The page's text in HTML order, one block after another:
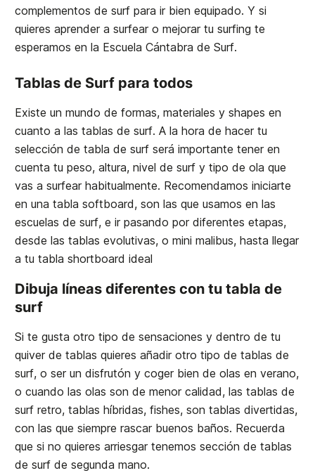
complementos de surf para ir bien equipado. Y si
quieres aprender a surfear o mejorar tu surfing te
esperamos en la Escuela Cántabra de Surf.
Tablas de Surf para todos
Existe un mundo de formas, materiales y shapes en
cuanto a las tablas de surf. A la hora de hacer tu
selección de tabla de surf será importante tener en
cuenta tu peso, altura, nivel de surf y tipo de ola que
vas a surfear habitualmente. Recomendamos iniciarte
en una tabla softboard, son las que usamos en las
escuelas de surf, e ir pasando por diferentes etapas,
desde las tablas evolutivas, o mini malibus, hasta llegar
a tu tabla shortboard ideal
Dibuja líneas diferentes con tu tabla de
surf
Si te gusta otro tipo de sensaciones y dentro de tu
quiver de tablas quieres añadir otro tipo de tablas de
surf, o ser un disfrutón y coger bien de olas en verano,
o cuando las olas son de menor calidad, las tablas de
surf retro, tablas híbridas, fishes, son tablas divertidas,
con las que siempre rascar buenos baños. Recuerda
que si no quieres arriesgar tenemos sección de tablas
de surf de segunda mano.